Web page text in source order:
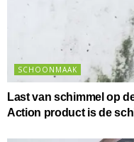
SCHOONMAAK
Last van schimmel op
Action product is de